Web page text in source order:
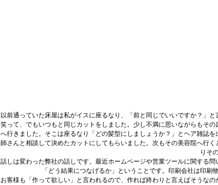
以前通っていた床屋は私がイスに座るなり、「前と同じでいいですか？」
笑って、でもいつもと同じカットをしました。少し不満に思いながらもそ
へ行きました。そこは座るなり「どの髪型にしましょうか？」とヘア雑誌
師さんと相談して決めたカットにしてもらいました。次もその美容院へ行
りそ
話しは変わった弊社の話しです。最近ホームページや営業ツールに関する
「どう結果につなげるか」ということです。印刷会社は印
お客様も「作って欲しい」と言われるので、作れば終わりと言えばそうな